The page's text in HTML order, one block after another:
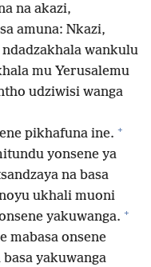
na akazi,
amuna: Nkazi,
ndadzakhala wankulu
mu Yerusalemu
udziwisi wanga
pikhafuna ine. +
yonsene ya
na basa
ukhali muoni
yakuwanga. +
mabasa onsene
yakuwanga